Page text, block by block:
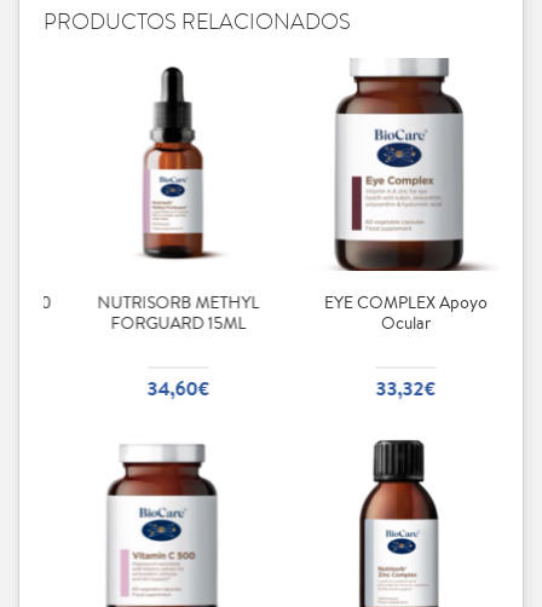
PRODUCTOS RELACIONADOS
EYE COMPLEX Apoyo
Ocular
33,32€
SAW PALMETTO COMPLEX
60 Cápsulas
37,04€€